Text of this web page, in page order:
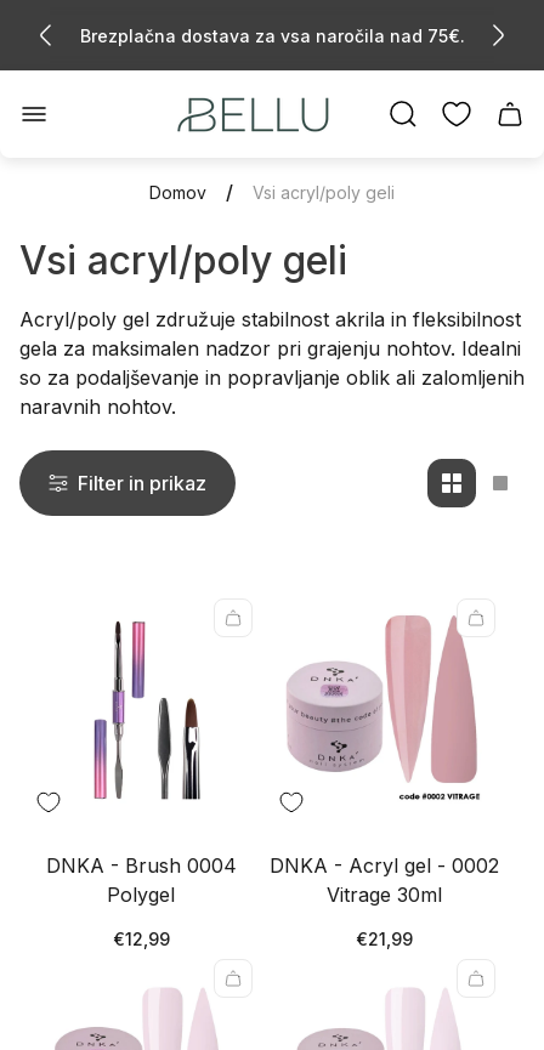
Brezplačna dostava za vsa naročila nad 75€.
cashback pri vsakem nakupu.
Logotip
trgovine"
Domov / Vsi acryl/poly geli
Vsi acryl/poly geli
Acryl/poly gel združuje stabilnost akrila in fleksibilnost
gela za maksimalen nadzor pri grajenju nohtov. Idealni
so za podaljševanje in popravljanje oblik ali zalomljenih
naravnih nohtov.
Filter in prikaz
Spremeni
mrežni
na
vrstico
DNKA - Brush 0004
Polygel
Redna
€12,99
DNKA - Acryl gel - 0002
Vitrage 30ml
Redna
€21,99